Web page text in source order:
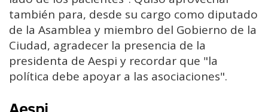
también para, desde su cargo como diputado
de la Asamblea y miembro del Gobierno de la
Ciudad, agradecer la presencia de la
presidenta de Aespi y recordar que "la
política debe apoyar a las asociaciones".